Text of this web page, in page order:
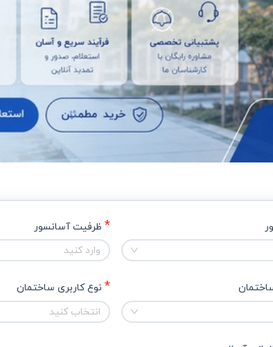
ظرفیت آسانسور
وارد کنید
نوع کاربری ساختمان
انتخاب کنید